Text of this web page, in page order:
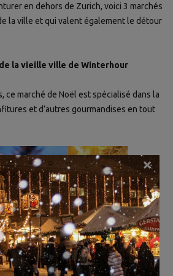
en dehors de Zurich, voici 3 marchés
la ville et qui valent également le détour
la vieille ville de Winterhour
ce marché de Noël est spécialisé dans la
et d’autres gourmandises en tout
×